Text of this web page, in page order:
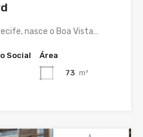
nasce o Boa Vista…
Social
Área
73 m²